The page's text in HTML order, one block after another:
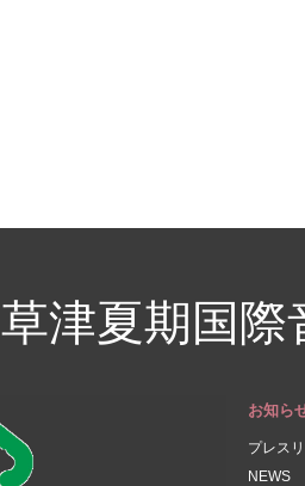
草津夏期国
お知ら
プレス
NEWS